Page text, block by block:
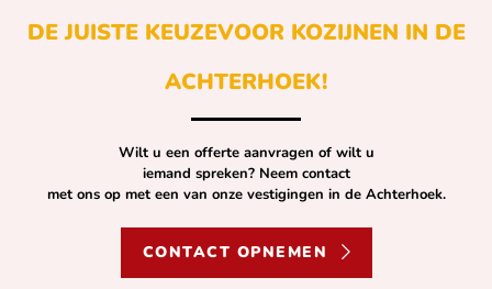
DE JUISTE KEUZEVOOR KOZIJNEN IN DE
ACHTERHOEK!
Wilt u een offerte aanvragen of wilt u
iemand spreken? Neem contact
met ons op met een van onze vestigingen in de Achterhoek.
CONTACT OPNEMEN